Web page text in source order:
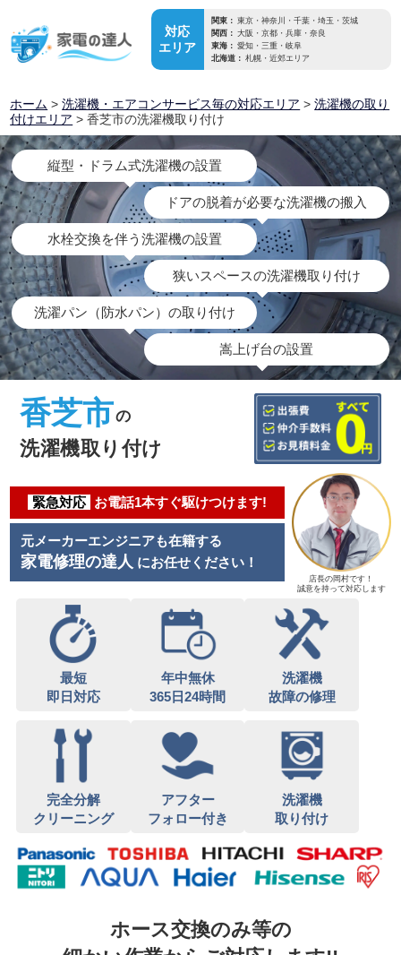
対応
エリア
関東： 東京・神奈川・千葉・埼玉・茨城
関西： 大阪・京都・兵庫・奈良
東海： 愛知・三重・岐阜
北海道： 札幌・近郊エリア
ホーム >洗濯機・エアコンサービス毎の対応エリア >洗濯機の取り
付けエリア > 香芝市の洗濯機取り付け
縦型・ドラム式洗濯機の設置
ドアの脱着が必要な洗濯機の搬入
水栓交換を伴う洗濯機の設置
狭いスペースの洗濯機取り付け
洗濯パン（防水パン）の取り付け
嵩上げ台の設置
香芝市の
洗濯機取り付け
緊急対応 お電話1本すぐ駆けつけます!
元メーカーエンジニアも在籍する
家電修理の達人 にお任せください！
店長の岡村です！
誠意を持って対応します
最短
即日対応
年中無休
365日24時間
洗濯機
故障の修理
完全分解
クリーニング
アフター
フォロー付き
洗濯機
取り付け
ホース交換のみ等の